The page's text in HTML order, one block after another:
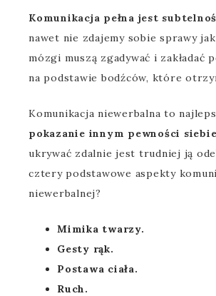
Komunikacja pełna jest
nawet nie zdajemy sobie sprawy
mózgi muszą zgadywać i zakładać
na podstawie bodźców, które
Komunikacja niewerbalna to
pokazanie innym pewności
ukrywać zdalnie jest trudniej ją
cztery podstawowe aspekty
niewerbalnej?
Mimika twarzy.
Gesty rąk.
Postawa ciała.
Ruch.